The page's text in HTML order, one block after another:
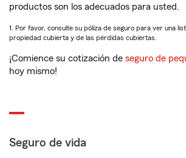
productos son los adecuados para usted.
1. Por favor, consulte su póliza de seguro para ver una
propiedad cubierta y de las pérdidas cubiertas.
¡Comience su cotización de seguro de
hoy mismo!
Seguro de vida